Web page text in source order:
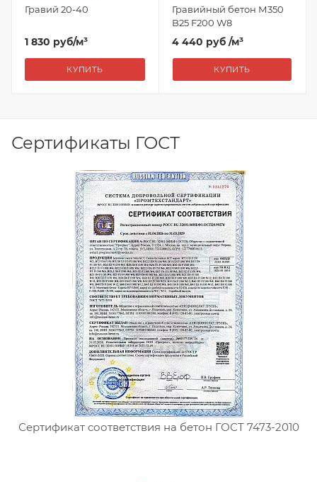
Гравий 20-40
1 830 руб/м³
КУПИТЬ
Гравийный бетон М350
B25 F200 W8
4 440 руб /м³
КУПИТЬ
Сертификаты ГОСТ
Сертификат соответствия на бетон ГОСТ 7473-2010